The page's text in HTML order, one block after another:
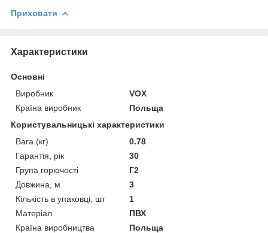
Приховати
Характеристики
Основні
Виробник
VOX
Країна виробник
Польща
Користувальницькі характеристики
Вага (кг)
0.78
Гарантія, рік
30
Група горючості
Г2
Довжина, м
3
Кількість в упаковці, шт
1
Матеріал
ПВХ
Країна виробництва
Польща